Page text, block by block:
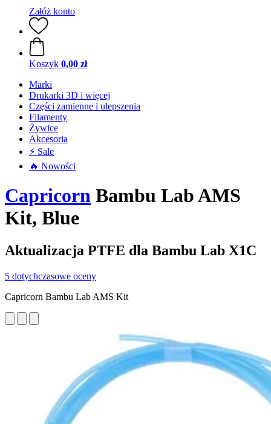
Załóż konto
Koszyk 0,00 zł
Marki
Drukarki 3D i więcej
Części zamienne i ulepszenia
Filamenty
Żywice
Akcesoria
⚡ Sale
🔥 Nowości
Capricorn Bambu Lab AMS
Kit, Blue
Aktualizacja PTFE dla Bambu Lab X1C
5 dotychczasowe oceny
Capricorn Bambu Lab AMS Kit